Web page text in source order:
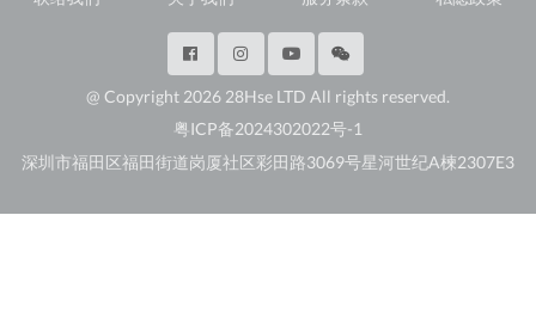
@ Copyright 2026 28Hse LTD All rights reserved.
粤ICP备2024302022号-1
深圳市福田区福田街道岗厦社区彩田路3069号星河世纪A楝2307E3